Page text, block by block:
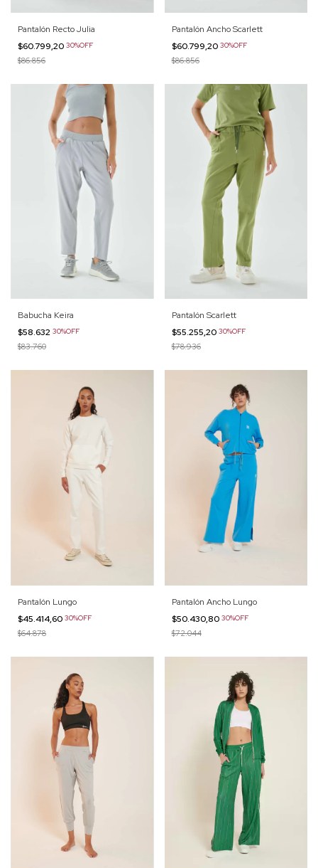
Pantalón Recto Julia
$60.799,20 30%OFF
$86.856
Pantalón Ancho Scarlett
$60.799,20 30%OFF
$86.856
Babucha Keira
$58.632 30%OFF
$83.760
Pantalón Scarlett
$55.255,20 30%OFF
$78.936
Pantalón Lungo
$45.414,60 30%OFF
$64.878
Pantalón Ancho Lungo
$50.430,80 30%OFF
$72.044